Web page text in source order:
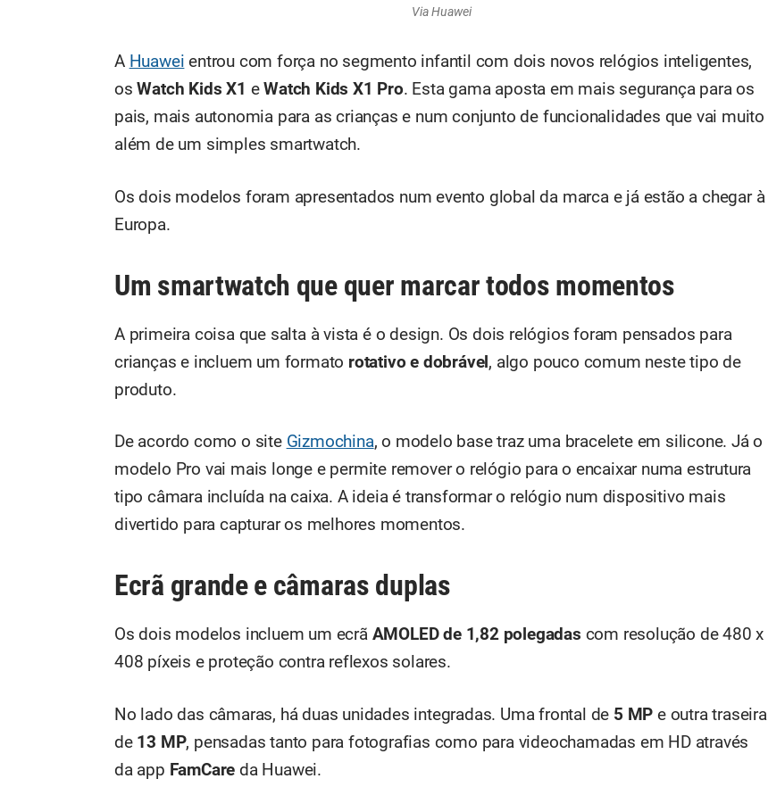
Via Huawei
A Huawei entrou com força no segmento infantil com dois novos relógios inteligentes,
osWatch Kids X1 eWatch Kids X1 Pro. Esta gama aposta em mais segurança para os
pais, mais autonomia para as crianças e num conjunto de funcionalidades que vai muito
além de um simples smartwatch.
Os dois modelos foram apresentados num evento global da marca e já estão a chegar à
Europa.
Um smartwatch que quer marcar todos momentos
A primeira coisa que salta à vista é o design. Os dois relógios foram pensados para
crianças e incluem um formato rotativo e dobrável, algo pouco comum neste tipo de
produto.
De acordo como o site Gizmochina, o modelo base traz uma bracelete em silicone. Já o
modelo Pro vai mais longe e permite remover o relógio para o encaixar numa estrutura
tipo câmara incluída na caixa. A ideia é transformar o relógio num dispositivo mais
divertido para capturar os melhores momentos.
Ecrã grande e câmaras duplas
Os dois modelos incluem um ecrã AMOLED de 1,82 polegadas com resolução de 480 x
408 píxeis e proteção contra reflexos solares.
No lado das câmaras, há duas unidades integradas. Uma frontal de 5 MP e outra traseira
de 13 MP, pensadas tanto para fotografias como para videochamadas em HD através
da app FamCare da Huawei.